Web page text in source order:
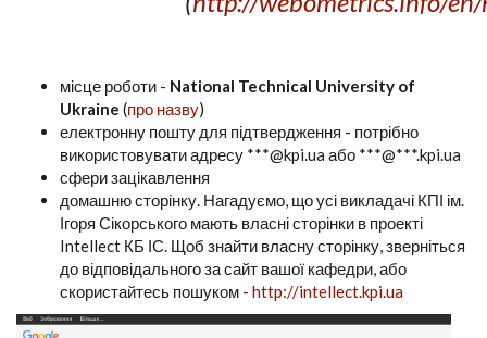
місце роботи - National Technical University of
Ukraine (про назву)
електронну пошту для підтвердження - потрібно
використовувати адресу ***@kpi.ua або ***@***.kpi.ua
сфери зацікавлення
домашню сторінку. Нагадуємо, що усі викладачі КПІ ім.
Ігоря Сікорського мають власні сторінки в проекті
Intellect КБ ІС. Щоб знайти власну сторінку, зверніться
до відповідального за сайт вашої кафедри, або
скористайтесь пошуком - http://intellect.kpi.ua